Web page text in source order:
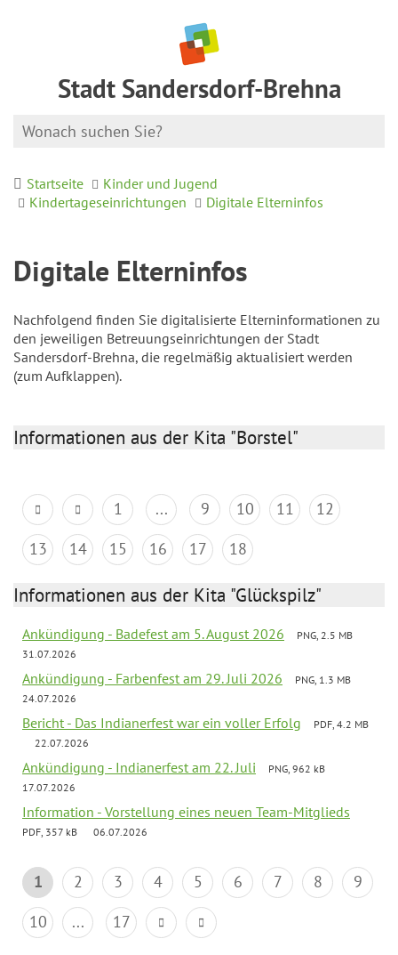
Stadt Sandersdorf-Brehna
Startseite
Kinder und Jugend
Kindertageseinrichtungen
Digitale Elterninfos
Digitale Elterninfos
Nachfolgend finden Sie digitalisierte Elterninformationen zu
den jeweiligen Betreuungseinrichtungen der Stadt
Sandersdorf-Brehna, die regelmäßig aktualisiert werden
(zum Aufklappen).
Informationen aus der Kita "Borstel"
1 ... 9 10 11
12
13
14 15 16 17 18
Informationen aus der Kita "Glückspilz"
Ankündigung - Badefest am 5. August 2026
PNG, 2.5 MB
31.07.2026
Ankündigung - Farbenfest am 29. Juli 2026
PNG, 1.3 MB
24.07.2026
Bericht - Das Indianerfest war ein voller Erfolg
PDF, 4.2 MB
22.07.2026
Ankündigung - Indianerfest am 22. Juli
PNG, 962 kB
17.07.2026
Information - Vorstellung eines neuen Team-Mitglieds
PDF, 357 kB 06.07.2026
1 2 3 4 5 6 7 8
9
10
... 17